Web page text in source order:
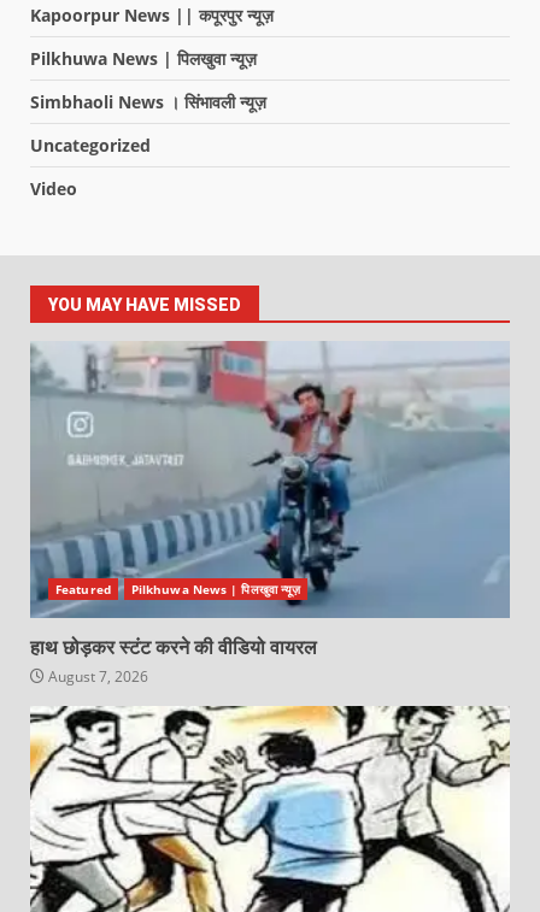
Kapoorpur News || कपूरपुर न्यूज़
Pilkhuwa News | पिलखुवा न्यूज़
Simbhaoli News । सिंभावली न्यूज़
Uncategorized
Video
YOU MAY HAVE MISSED
Featured Pilkhuwa News | पिलखुवा न्यूज़
हाथ छोड़कर स्टंट करने की वीडियो वायरल
August 7, 2026